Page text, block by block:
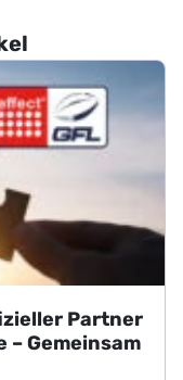
Partner
– Gemeinsam